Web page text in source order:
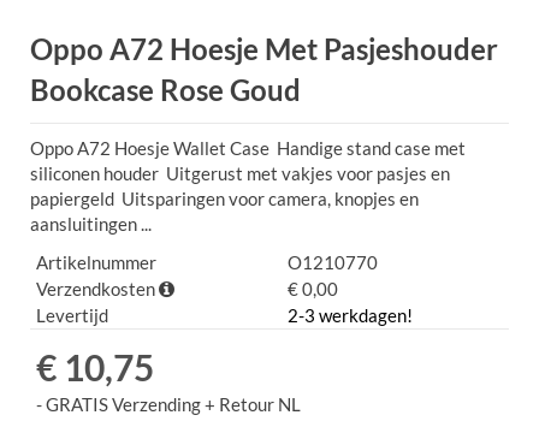
Oppo A72 Hoesje Met Pasjeshouder
Bookcase Rose Goud
Oppo A72 Hoesje Wallet Case Handige stand case met
siliconen houder Uitgerust met vakjes voor pasjes en
papiergeld Uitsparingen voor camera, knopjes en
aansluitingen ...
Artikelnummer
O1210770
Verzendkosten
€ 0,00
Levertijd
2-3 werkdagen!
€ 10,75
- GRATIS Verzending + Retour NL